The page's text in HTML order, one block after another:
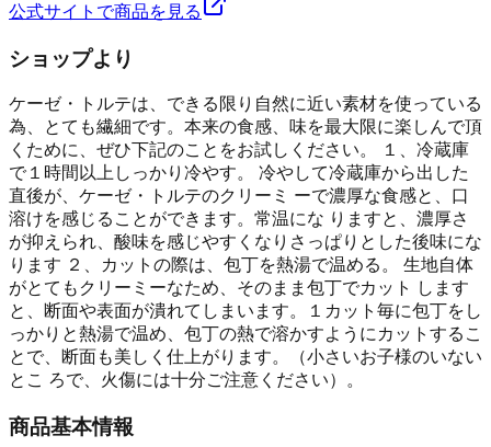
公式サイトで商品を見る
ショップより
ケーゼ・トルテは、できる限り自然に近い素材を使っている
為、とても繊細です。本来の食感、味を最大限に楽しんで頂
くために、ぜひ下記のことをお試しください。 １、冷蔵庫
で１時間以上しっかり冷やす。 冷やして冷蔵庫から出した
直後が、ケーゼ・トルテのクリーミ ーで濃厚な食感と、口
溶けを感じることができます。常温にな りますと、濃厚さ
が抑えられ、酸味を感じやすくなりさっぱりとした後味にな
ります ２、カットの際は、包丁を熱湯で温める。 生地自体
がとてもクリーミーなため、そのまま包丁でカット します
と、断面や表面が潰れてしまいます。１カット毎に包丁をし
っかりと熱湯で温め、包丁の熱で溶かすようにカットするこ
とで、断面も美しく仕上がります。（小さいお子様のいない
とこ ろで、火傷には十分ご注意ください）。
商品基本情報